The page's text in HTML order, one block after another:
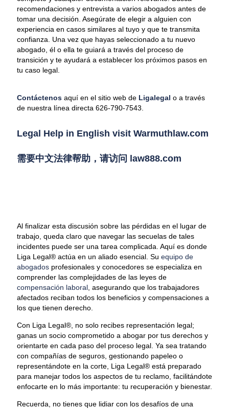
recomendaciones y entrevista a varios abogados antes de
tomar una decisión. Asegúrate de elegir a alguien con
experiencia en casos similares al tuyo y que te transmita
confianza. Una vez que hayas seleccionado a tu nuevo
abogado, él o ella te guiará a través del proceso de
transición y te ayudará a establecer los próximos pasos en
tu caso legal.
Contáctenos aquí en el sitio web de Ligalegal o a través
de nuestra línea directa 626-790-7543.
Legal Help in English visit Warmuthlaw.com
需要中文法律帮助，请访问 law888.com
Al finalizar esta discusión sobre las pérdidas en el lugar de
trabajo, queda claro que navegar las secuelas de tales
incidentes puede ser una tarea complicada. Aquí es donde
Liga Legal® actúa en un aliado esencial. Su equipo de
abogados profesionales y conocedores se especializa en
comprender las complejidades de las leyes de
compensación laboral , asegurando que los trabajadores
afectados reciban todos los beneficios y compensaciones a
los que tienen derecho.
Con Liga Legal®, no solo recibes representación legal;
ganas un socio comprometido a abogar por tus derechos y
orientarte en cada paso del proceso legal. Ya sea tratando
con compañías de seguros, gestionando papeleo o
representándote en la corte, Liga Legal® está preparado
para manejar todos los aspectos de tu reclamo, facilitándote
enfocarte en lo más importante: tu recuperación y bienestar.
Recuerda, no tienes que lidiar con los desafíos de una